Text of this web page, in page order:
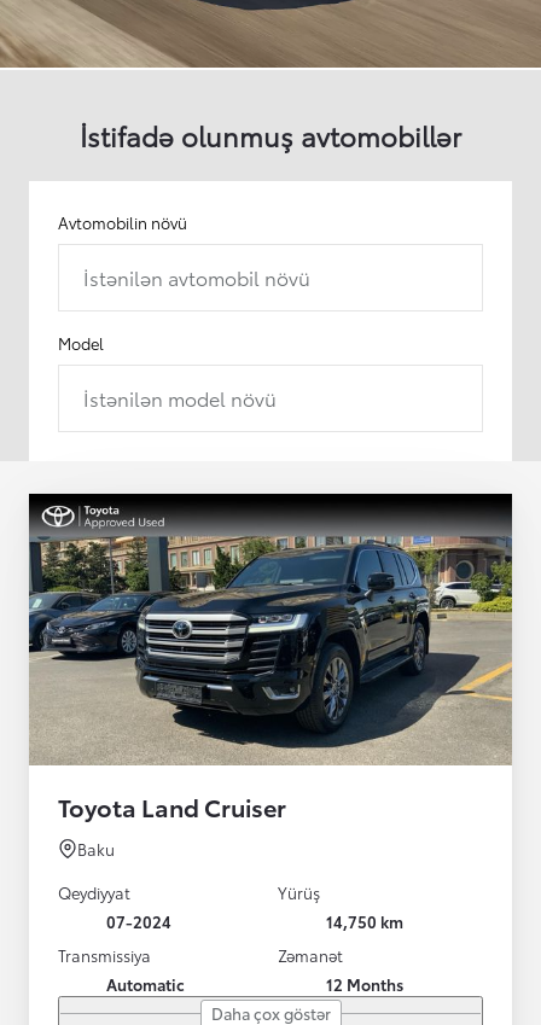
İstifadə olunmuş avtomobillər
Avtomobilin növü
İstənilən avtomobil növü
Model
İstənilən model növü
Toyota Land Cruiser
Baku
Qeydiyyat
07-2024
Yürüş
14,750 km
Transmissiya
Automatic
Zəmanət
12 Months
Daha çox göstər